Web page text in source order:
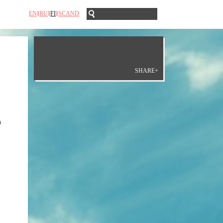
EN RU FI SCAND
SHARE+